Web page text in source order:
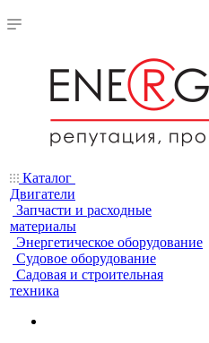
Каталог
Двигатели
Запчасти и расходные
материалы
Энергетическое оборудование
Судовое оборудование
Садовая и строительная
техника